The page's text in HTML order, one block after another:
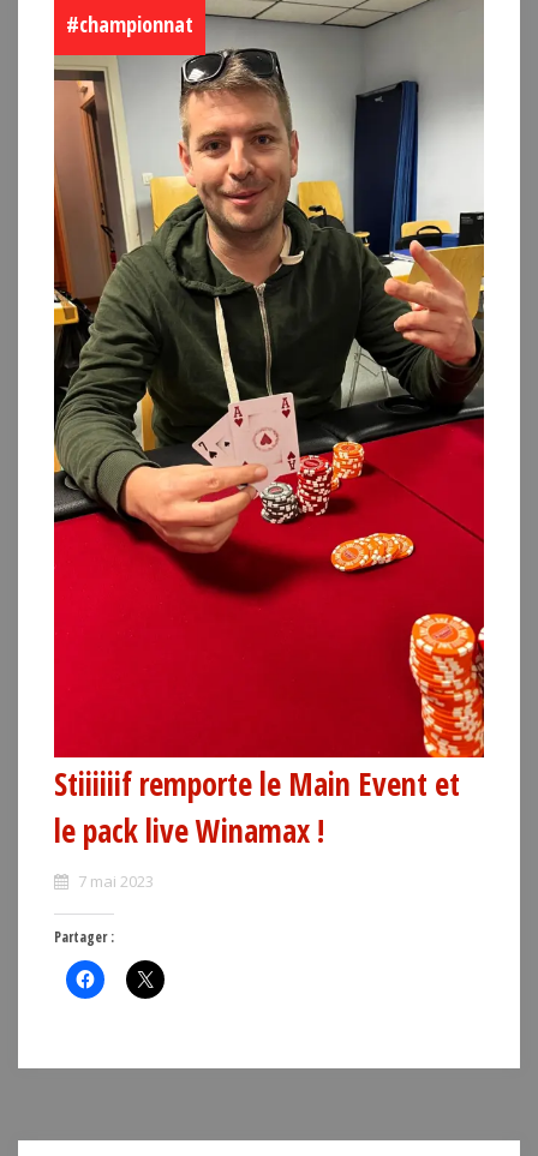
#championnat
Stiiiiiif remporte le Main Event et
le pack live Winamax !
7 mai 2023
Partager :